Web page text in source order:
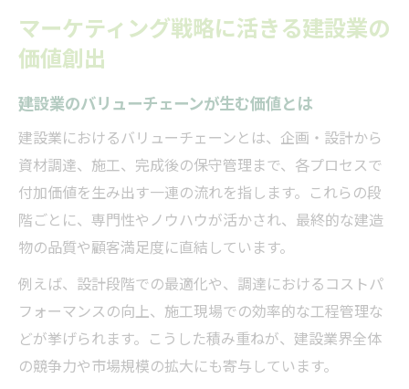
マーケティング戦略に活きる建設業の
価値創出
建設業のバリューチェーンが生む価値とは
建設業におけるバリューチェーンとは、企画・設計から
資材調達、施工、完成後の保守管理まで、各プロセスで
付加価値を生み出す一連の流れを指します。これらの段
階ごとに、専門性やノウハウが活かされ、最終的な建造
物の品質や顧客満足度に直結しています。
例えば、設計段階での最適化や、調達におけるコストパ
フォーマンスの向上、施工現場での効率的な工程管理な
どが挙げられます。こうした積み重ねが、建設業界全体
の競争力や市場規模の拡大にも寄与しています。